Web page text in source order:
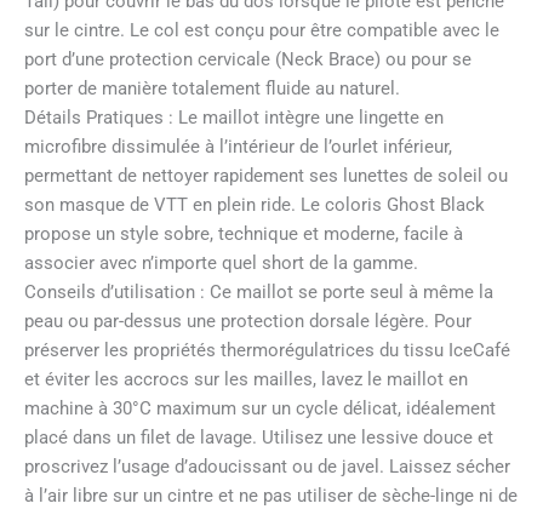
sur le cintre. Le col est conçu pour être compatible avec le
port d’une protection cervicale (Neck Brace) ou pour se
porter de manière totalement fluide au naturel.
Détails Pratiques : Le maillot intègre une lingette en
microfibre dissimulée à l’intérieur de l’ourlet inférieur,
permettant de nettoyer rapidement ses lunettes de soleil ou
son masque de VTT en plein ride. Le coloris Ghost Black
propose un style sobre, technique et moderne, facile à
associer avec n’importe quel short de la gamme.
Conseils d’utilisation : Ce maillot se porte seul à même la
peau ou par-dessus une protection dorsale légère. Pour
préserver les propriétés thermorégulatrices du tissu IceCafé
et éviter les accrocs sur les mailles, lavez le maillot en
machine à 30°C maximum sur un cycle délicat, idéalement
placé dans un filet de lavage. Utilisez une lessive douce et
proscrivez l’usage d’adoucissant ou de javel. Laissez sécher
à l’air libre sur un cintre et ne pas utiliser de sèche-linge ni de